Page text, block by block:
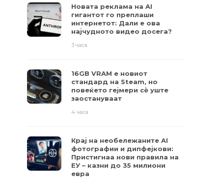
Новата реклама на AI
гигантот го преплаши
интернетот: Дали е ова
најчудното видео досега?
3 часа
16GB VRAM е новиот
стандард на Steam, но
повеќето гејмери ​​сè уште
заостануваат
4 часа
Крај на необележаните AI
фотографии и дипфејкови:
Пристигнаа нови правила на
ЕУ – казни до 35 милиони
евра